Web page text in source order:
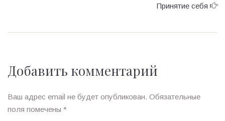
Принятие себя
Добавить комментарий
Ваш адрес email не будет опубликован. Обязательные
поля помечены *